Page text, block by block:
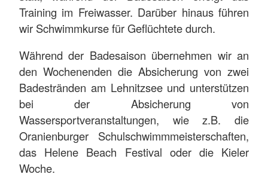
Training im Freiwasser. Darüber hinaus führen
wir Schwimmkurse für Geflüchtete durch.
Während der Badesaison übernehmen wir an
den Wochenenden die Absicherung von zwei
Badestränden am Lehnitzsee und unterstützen
bei der Absicherung von
Wassersportveranstaltungen, wie z.B. die
Oranienburger Schulschwimmmeisterschaften,
das Helene Beach Festival oder die Kieler
Woche.